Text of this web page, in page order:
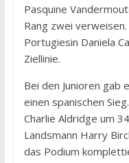
Pasquine
Rang zwei
Portugiesin Daniela
Ziellinie.
Bei den Junioren gab
einen spanischen
Charlie Aldridge um
Landsmann Harry
das Podium